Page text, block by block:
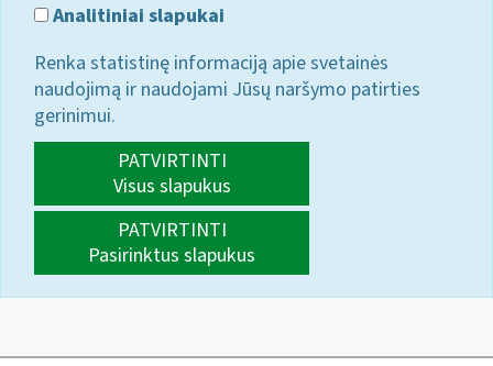
Analitiniai slapukai
Renka statistinę informaciją apie svetainės
naudojimą ir naudojami Jūsų naršymo patirties
gerinimui.
PATVIRTINTI
Visus slapukus
PATVIRTINTI
Pasirinktus slapukus